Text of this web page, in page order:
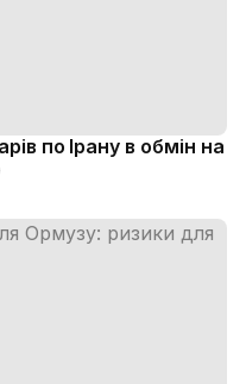
по Ірану в обмін на